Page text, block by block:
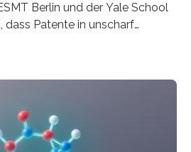
Berlin und der Yale School
Patente in unscharf
Innovationen führen und
besonders dann, wenn
Das zeigt neue
Carnabuci, Professor of